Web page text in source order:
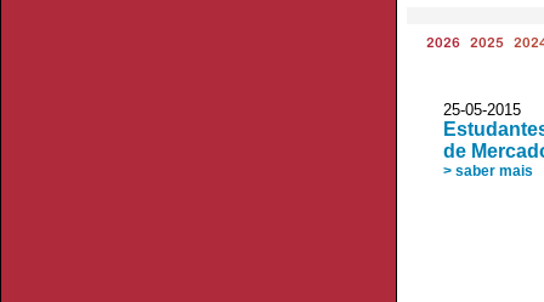
2026 2025
25-05-
de
> saber mais